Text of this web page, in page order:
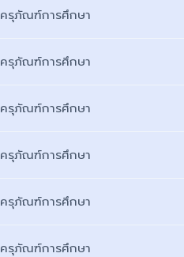
ครุภัณฑ์การศึกษา
ครุภัณฑ์การศึกษา
ครุภัณฑ์การศึกษา
ครุภัณฑ์การศึกษา
ครุภัณฑ์การศึกษา
ครุภัณฑ์การศึกษา